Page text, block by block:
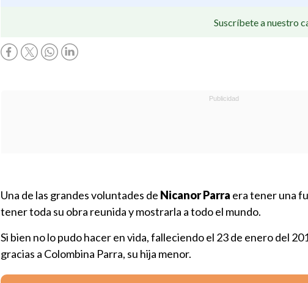
Suscríbete a nuestro
Una de las grandes voluntades de Nicanor Parra era tener una
tener toda su obra reunida y mostrarla a todo el mundo.
Si bien no lo pudo hacer en vida, falleciendo el 23 de enero del
gracias a Colombina Parra, su hija menor.